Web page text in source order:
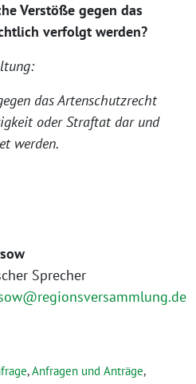
Verstöße gegen das
verfolgt werden?
das Artenschutzrecht
oder Straftat dar und
werden.
Sprecher
,Anfragen und Anträge,